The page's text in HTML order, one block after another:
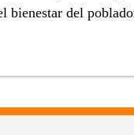
bienestar del